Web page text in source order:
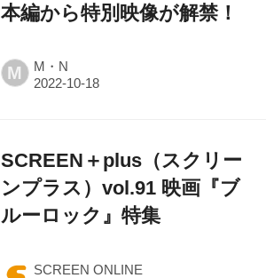
本編から特別映像が解禁！
M M・N
SCREEN＋plus（スクリー
ンプラス）vol.91 映画『ブ
ルーロック』特集
SCREEN ONLINE